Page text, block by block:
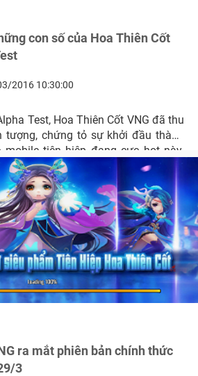
con số của Hoa Thiên Cốt
2016 10:30:00
Test, Hoa Thiên Cốt VNG đã thu
tượng, chứng tỏ sự khởi đầu thành
tiên hiệp đang cực hot này.
dưới đây để hiểu rõ hơn lý do vì
hút khách đến như vậy.
ra mắt phiên bản chính thức
3